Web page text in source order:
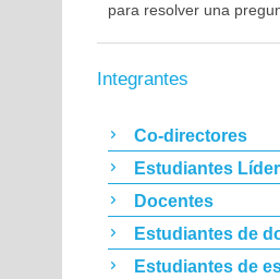
para resolver una
Integrantes
Co-directores
Estudiantes
Docentes
Estudiantes de
Estudiantes de